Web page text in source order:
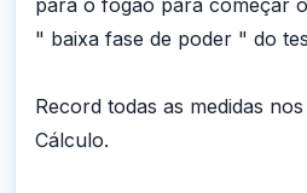
para o fogão para começar o
" baixa fase de poder " do
Record todas as medidas
Cálculo.